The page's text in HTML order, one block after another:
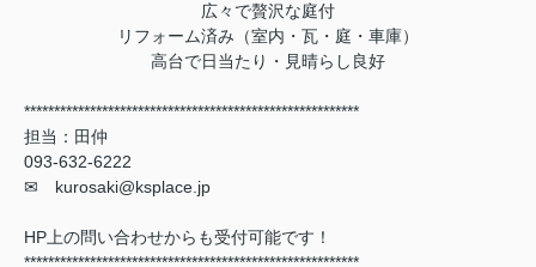
広々で贅沢な庭付
リフォーム済み（室内・瓦・庭・車庫）
高台で日当たり・見晴らし良好
********************************************************
担当：田仲
093-632-6222
✉ kurosaki@ksplace.jp
HP上の問い合わせからも受付可能です！
********************************************************